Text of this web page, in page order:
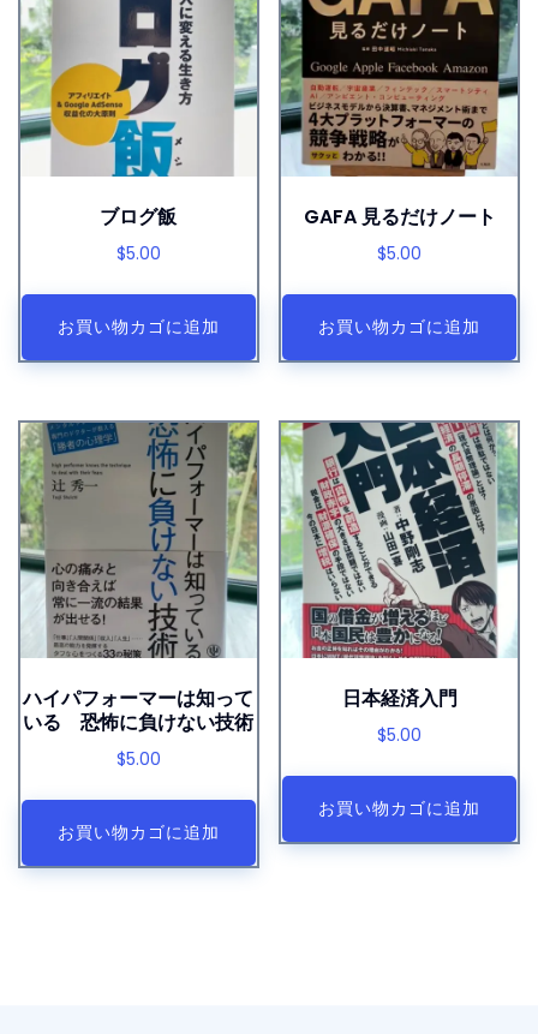
ブログ飯
$5.00
お買い物カゴに追加
GAFA 見るだけノート
$5.00
お買い物カゴに追加
ハイパフォーマーは知って
いる 恐怖に負けない技術
$5.00
お買い物カゴに追加
日本経済入門
$5.00
お買い物カゴに追加